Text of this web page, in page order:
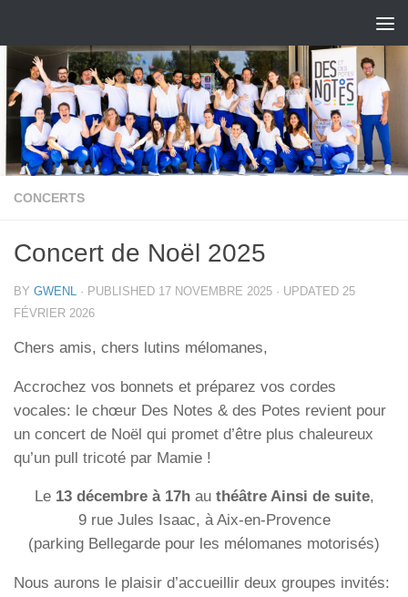
CONCERTS
Concert de Noël 2025
BY GWENL · PUBLISHED 17 NOVEMBRE 2025 · UPDATED 25
FÉVRIER 2026
Chers amis, chers lutins mélomanes,
Accrochez vos bonnets et préparez vos cordes
vocales: le chœur Des Notes & des Potes revient pour
un concert de Noël qui promet d’être plus chaleureux
qu’un pull tricoté par Mamie !
Le 13 décembre à 17h au théâtre Ainsi de suite,
9 rue Jules Isaac, à Aix-en-Provence
(parking Bellegarde pour les mélomanes motorisés)
Nous aurons le plaisir d’accueillir deux groupes invités: